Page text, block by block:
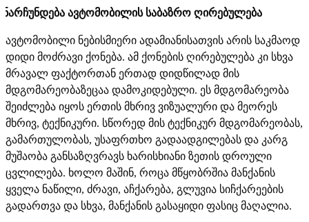
ნარჩუნდება ავტომობილის საბაზრო ღირებულება
ავტომობილი ნებისმიერი ადამიანისათვის არის საკმაოდ
დიდი მოძრავი ქონება. ამ ქონების ღირებულება კი სხვა
მრავალ ფაქტორთან ერთად დიდწილად მის
მდგომარეობაზეცაა დამოკიდებული. ეს მდგომარეობა
შეიძლება იყოს ერთის მხრივ ვიზუალური და მეორეს
მხრივ, ტექნიკური. სწორედ მის ტექნიკურ მდგომარეობას,
გამართულობას, უსაფრთხო გადაადგილებას და კარგ
მუშაობა განსაზღვრავს ხარისხიანი ზეთის დროული
ცვლილება. ხოლო მაშინ, როცა მწყობრშია მანქანის
ყველა ნაწილი, ძრავი, აჩქარება, გლუვია სიჩქარეების
გადართვა და სხვა, მანქანის გასაყიდი ფასიც მაღალია.